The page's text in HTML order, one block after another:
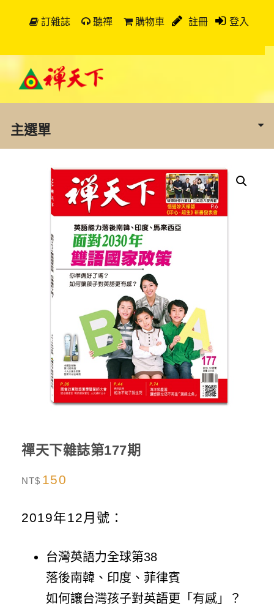
訂雜誌 聽禪 購物車 註冊 登入
主選單
禪天下雜誌第177期
NT$ 150
2019年12月號：
台灣英語力全球第38
落後南韓、印度、菲律賓
如何讓台灣孩子對英語更「有感」？